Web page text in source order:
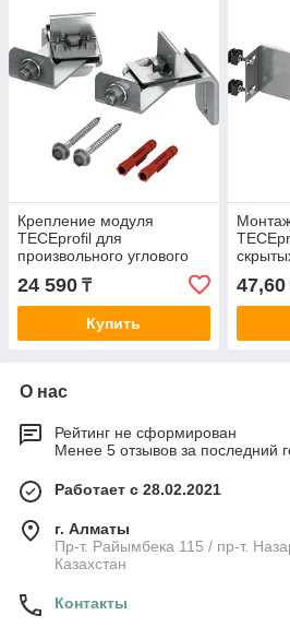
Крепление модуля
TECEprofil для
произвольного углового
24 590 ₸
Купить
модуль
47,60
О нас
Рейтинг не сформирован
Менее 5 отзывов за последний
Работает с 28.02.2021
г. Алматы
Пр-т. Райымбека 115 / пр-т.
Казахстан
Контакты